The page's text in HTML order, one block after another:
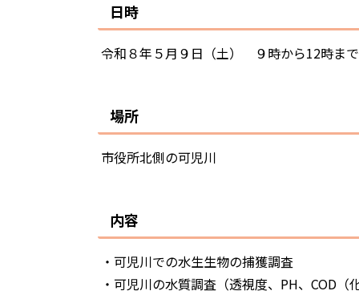
日時
令和８年５月９日（土） ９時から12時ま
場所
市役所北側の可児川
内容
・可児川での水生生物の捕獲調査
・可児川の水質調査（透視度、PH、COD